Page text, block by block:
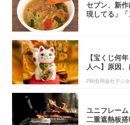
セブン、新
現してる」
【宝くじ何
人へ】原因
PR(合同会社デジ
ユニフレーム
二重遮熱板